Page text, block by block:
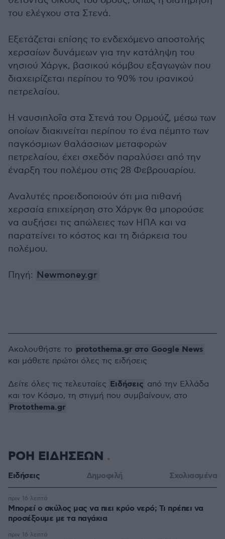
του ελέγχου στα Στενά.
Εξετάζεται επίσης το ενδεχόμενο αποστολής
χερσαίων δυνάμεων για την κατάληψη του
νησιού Χάργκ, βασικού κόμβου εξαγωγών που
διαχειρίζεται περίπου το 90% του ιρανικού
πετρελαίου.
Η ναυσιπλοΐα στα Στενά του Ορμούζ, μέσω των
οποίων διακινείται περίπου το ένα πέμπτο των
παγκόσμιων θαλάσσιων μεταφορών
πετρελαίου, έχει σχεδόν παραλύσει από την
έναρξη του πολέμου στις 28 Φεβρουαρίου.
Αναλυτές προειδοποιούν ότι μια πιθανή
χερσαία επιχείρηση στο Χάργκ θα μπορούσε
να αυξήσει τις απώλειες των ΗΠΑ και να
παρατείνει το κόστος και τη διάρκεια του
πολέμου.
Πηγή: Newmoney.gr
Ακολουθήστε το protothema.gr στο Google News
και μάθετε πρώτοι όλες τις ειδήσεις
Δείτε όλες τις τελευταίες Ειδήσεις από την Ελλάδα
και τον Κόσμο, τη στιγμή που συμβαίνουν, στο
Protothema.gr
ΡΟΗ ΕΙΔΗΣΕΩΝ
Ειδήσεις Δημοφιλή Σχολιασμένα
Μπορεί ο σκύλος μας να πιει κρύο νερό; Τι πρέπει να
προσέξουμε με τα παγάκια
πριν 16 λεπτά
πριν 16 λεπτά